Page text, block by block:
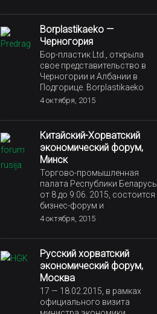
Borplastikaeko —
Черногория
Бор-пластик Ltd., открыла
свое представительство в
Черногории и Албании в
Подгорице. Borplastikaeko
4 октября, 2015
Китайский-Хорватский
экономический форум,
Минск
Торгово-промышленная
палата Республики Беларусь
от 8 до 9:06. 2015, состоится
бизнес-форум и
4 октября, 2015
Русский хорватский
экономический форум,
Москва
17 — 18.02.2015, в рамках
официального визита